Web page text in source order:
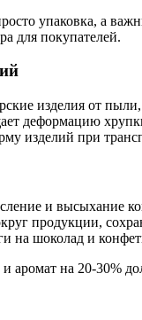
упаковка, а
для покупателей.
изделия от
деформацию
изделий при
и высыхание
продукции,
на шоколад и
аромат на 20-30%